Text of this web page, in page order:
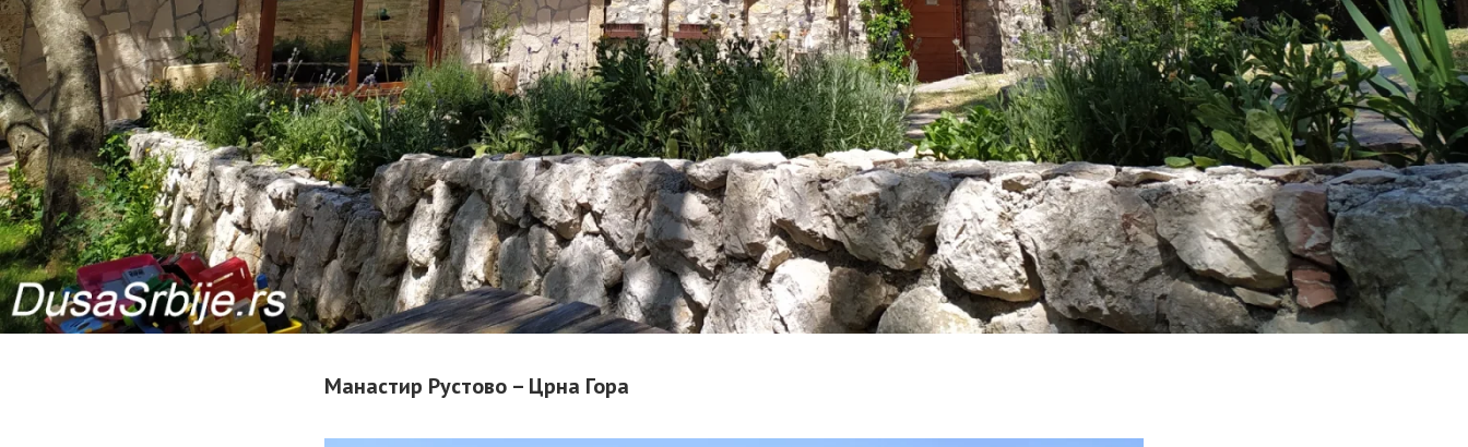
Манастир Рустово – Црна Гора